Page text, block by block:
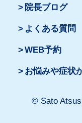
院長ブログ
よくある質問
WEB予約
お悩みや症状
© Sato